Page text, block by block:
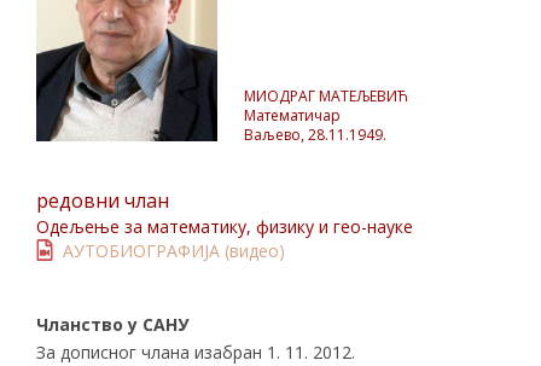
МИОДРАГ МАТЕЉЕВИЋ
Математичар
Ваљево, 28.11.1949.
редовни члан
Одељење за математику, физику и гео-науке
АУТОБИОГРАФИЈА (видео)
Чланство у САНУ
За дописног члана изабран 1. 11. 2012.